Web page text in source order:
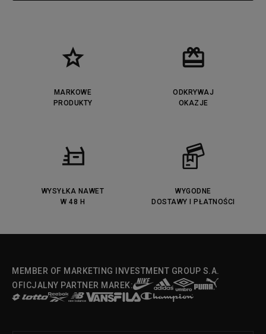
MARKOWE
PRODUKTY
ODKRYWAJ
OKAZJE
WYSYŁKA NAWET
W 48 H
WYGODNE
DOSTAWY I PŁATNOŚCI
MEMBER OF MARKETING INVESTMENT GROUP S.A.
OFICJALNY PARTNER MAREK: